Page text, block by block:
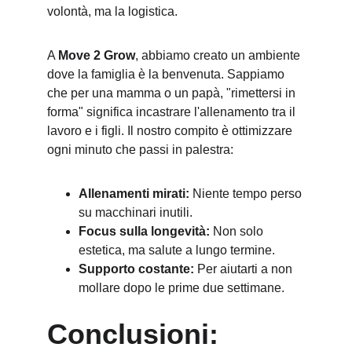
volontà, ma la logistica.
A Move 2 Grow, abbiamo creato un ambiente
dove la famiglia è la benvenuta. Sappiamo
che per una mamma o un papà, "rimettersi in
forma" significa incastrare l'allenamento tra il
lavoro e i figli. Il nostro compito è ottimizzare
ogni minuto che passi in palestra:
Allenamenti mirati: Niente tempo perso
su macchinari inutili.
Focus sulla longevità: Non solo
estetica, ma salute a lungo termine.
Supporto costante: Per aiutarti a non
mollare dopo le prime due settimane.
Conclusioni: